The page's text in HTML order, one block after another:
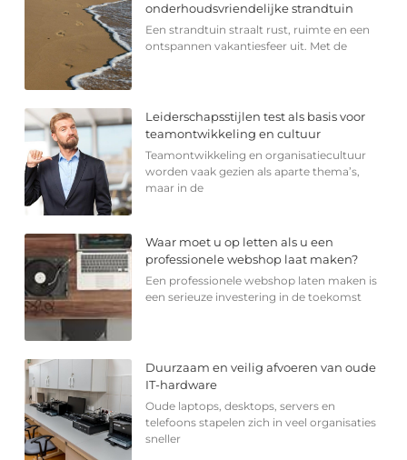
onderhoudsvriendelijke strandtuin
Een strandtuin straalt rust, ruimte en een
ontspannen vakantiesfeer uit. Met de
Leiderschapsstijlen test als basis voor
teamontwikkeling en cultuur
Teamontwikkeling en organisatiecultuur
worden vaak gezien als aparte thema’s,
maar in de
Waar moet u op letten als u een
professionele webshop laat maken?
Een professionele webshop laten maken is
een serieuze investering in de toekomst
Duurzaam en veilig afvoeren van oude
IT-hardware
Oude laptops, desktops, servers en
telefoons stapelen zich in veel organisaties
sneller